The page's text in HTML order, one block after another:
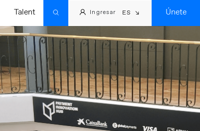
Talent Ingresar ES Únete